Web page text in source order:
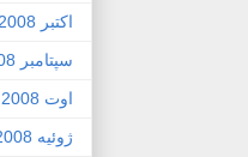
اکتبر 2008
سپتامبر 2008
اوت 2008
ژوئیه 2008